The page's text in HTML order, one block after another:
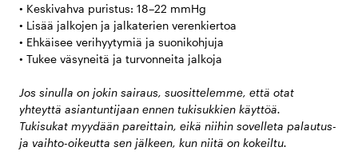
• Keskivahva puristus: 18–22 mmHg
• Lisää jalkojen ja jalkaterien verenkiertoa
• Ehkäisee verihyytymiä ja suonikohjuja
• Tukee väsyneitä ja turvonneita jalkoja
Jos sinulla on jokin sairaus, suosittelemme, että otat
yhteyttä asiantuntijaan ennen tukisukkien käyttöä.
Tukisukat myydään pareittain, eikä niihin sovelleta palautus-
ja vaihto-oikeutta sen jälkeen, kun niitä on kokeiltu.